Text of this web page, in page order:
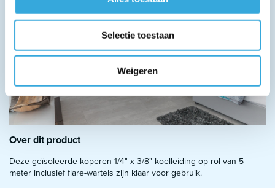
Selectie toestaan
Weigeren
Over dit product
Deze geïsoleerde koperen 1/4" x 3/8" koelleiding op rol van 5
meter inclusief flare-wartels zijn klaar voor gebruik.